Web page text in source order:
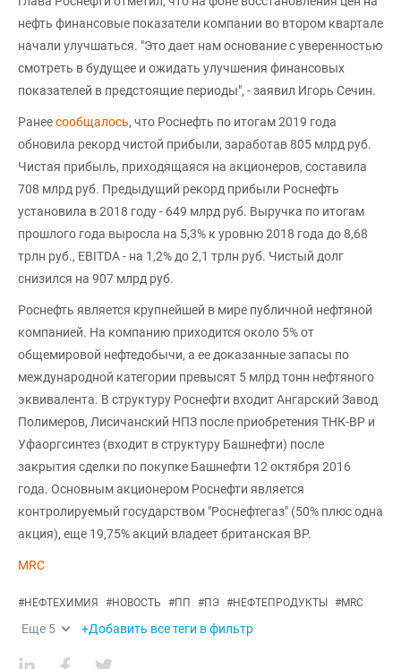
нефть финансовые показатели компании во втором квартале
начали улучшаться. "Это дает нам основание с уверенностью
смотреть в будущее и ожидать улучшения финансовых
показателей в предстоящие периоды", - заявил Игорь Сечин.
Ранеесообщалось, что Роснефть по итогам 2019 года
обновила рекорд чистой прибыли, заработав 805 млрд руб.
Чистая прибыль, приходящаяся на акционеров, составила
708 млрд руб. Предыдущий рекорд прибыли Роснефть
установила в 2018 году - 649 млрд руб. Выручка по итогам
прошлого года выросла на 5,3% к уровню 2018 года до 8,68
трлн руб., EBITDA - на 1,2% до 2,1 трлн руб. Чистый долг
снизился на 907 млрд руб.
Роснефть является крупнейшей в мире публичной нефтяной
компанией. На компанию приходится около 5% от
общемировой нефтедобычи, а ее доказанные запасы по
международной категории превысят 5 млрд тонн нефтяного
эквивалента. В структуру Роснефти входит Ангарский Завод
Полимеров, Лисичанский НПЗ после приобретения ТНК-ВР и
Уфаоргсинтез (входит в структуру Башнефти) после
закрытия сделки по покупке Башнефти 12 октября 2016
года. Основным акционером Роснефти является
контролируемый государством "Роснефтегаз" (50% плюс одна
акция), еще 19,75% акций владеет британская BP.
MRC
#НЕФТЕХИМИЯ #НОВОСТЬ #ПП #ПЭ #НЕФТЕПРОДУКТЫ #MRC
Еще 5 +Добавить все теги в фильтр